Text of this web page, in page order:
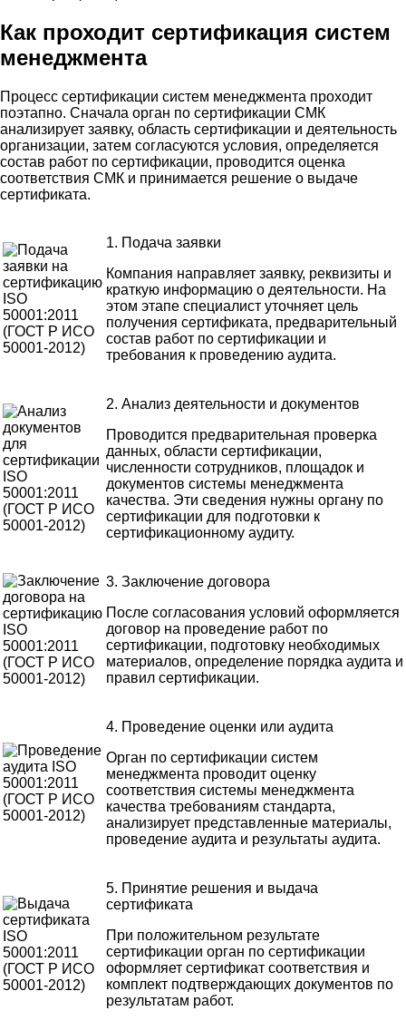
Как проходит сертификация систем
менеджмента
Процесс сертификации систем менеджмента проходит
поэтапно. Сначала орган по сертификации СМК
анализирует заявку, область сертификации и деятельность
организации, затем согласуются условия, определяется
состав работ по сертификации, проводится оценка
соответствия СМК и принимается решение о выдаче
сертификата.
1. Подача заявки
Компания направляет заявку, реквизиты и
краткую информацию о деятельности. На
этом этапе специалист уточняет цель
получения сертификата, предварительный
состав работ по сертификации и
требования к проведению аудита.
2. Анализ деятельности и документов
Проводится предварительная проверка
данных, области сертификации,
численности сотрудников, площадок и
документов системы менеджмента
качества. Эти сведения нужны органу по
сертификации для подготовки к
сертификационному аудиту.
3. Заключение договора
После согласования условий оформляется
договор на проведение работ по
сертификации, подготовку необходимых
материалов, определение порядка аудита и
правил сертификации.
4. Проведение оценки или аудита
Орган по сертификации систем
менеджмента проводит оценку
соответствия системы менеджмента
качества требованиям стандарта,
анализирует представленные материалы,
проведение аудита и результаты аудита.
5. Принятие решения и выдача
сертификата
При положительном результате
сертификации орган по сертификации
оформляет сертификат соответствия и
комплект подтверждающих документов по
результатам работ.